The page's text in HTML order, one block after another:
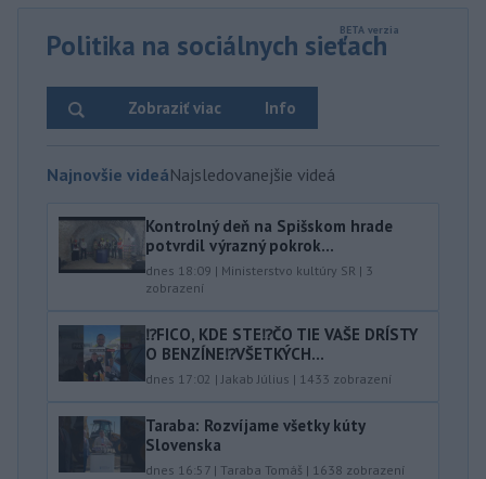
Politika na sociálnych sieťach
Info
Zobraziť viac
Najnovšie videáNajsledovanejšie videá
Kontrolný deň na Spišskom hrade
potvrdil výrazný pokrok...
dnes 18:09 | Ministerstvo kultúry SR | 3
zobrazení
⁉️FICO, KDE STE⁉️ČO TIE VAŠE DRÍSTY
O BENZÍNE⁉️VŠETKÝCH...
dnes 17:02 | Jakab Július | 1433 zobrazení
Taraba: Rozvíjame všetky kúty
Slovenska
dnes 16:57 | Taraba Tomáš | 1638 zobrazení